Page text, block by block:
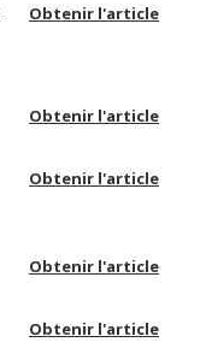
Obtenir l'article
Obtenir l'article
Obtenir l'article
Obtenir l'article
Obtenir l'article